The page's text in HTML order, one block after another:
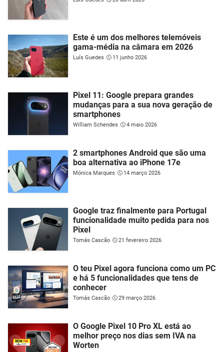
Este é um dos melhores telemóveis
gama-média na câmara em 2026
Luís Guedes 11 junho 2026
Pixel 11: Google prepara grandes
mudanças para a sua nova geração de
smartphones
William Schendes 4 maio 2026
2 smartphones Android que são uma
boa alternativa ao iPhone 17e
Mónica Marques 14 março 2026
Google traz finalmente para Portugal
funcionalidade muito pedida para nos
Pixel
Tomás Cascão 21 fevereiro 2026
O teu Pixel agora funciona como um PC
e há 5 funcionalidades que tens de
conhecer
Tomás Cascão 29 março 2026
O Google Pixel 10 Pro XL está ao
melhor preço nos dias sem IVA na
Worten